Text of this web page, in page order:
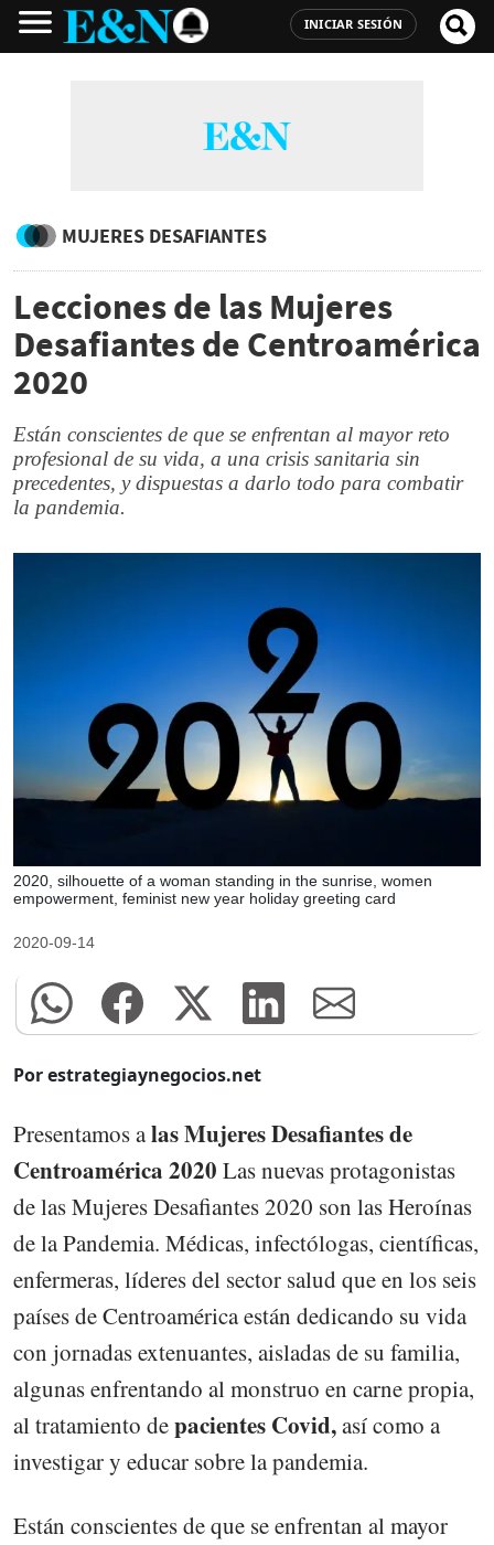
INICIAR SESIÓN
MUJERES DESAFIANTES
Lecciones de las Mujeres
Desafiantes de Centroamérica
2020
Están conscientes de que se enfrentan al mayor reto
profesional de su vida, a una crisis sanitaria sin
precedentes, y dispuestas a darlo todo para combatir
la pandemia.
2020, silhouette of a woman standing in the sunrise, women
empowerment, feminist new year holiday greeting card
2020-09-14
Por estrategiaynegocios.net
Presentamos alas Mujeres Desafiantes de
Centroamérica 2020 Las nuevas protagonistas
de las Mujeres Desafiantes 2020 son las Heroínas
de la Pandemia. Médicas, infectólogas, científicas,
enfermeras, líderes del sector salud que en los seis
países de Centroamérica están dedicando su vida
con jornadas extenuantes, aisladas de su familia,
algunas enfrentando al monstruo en carne propia,
al tratamiento depacientes Covid,así como a
investigar y educar sobre la pandemia.
Están conscientes de que se enfrentan al mayor